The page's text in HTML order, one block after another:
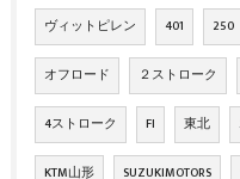
ヴィットピレン 401 250
オフロード ２ストローク
4ストローク FI 東北
KTM山形 SUZUKIMOTORS